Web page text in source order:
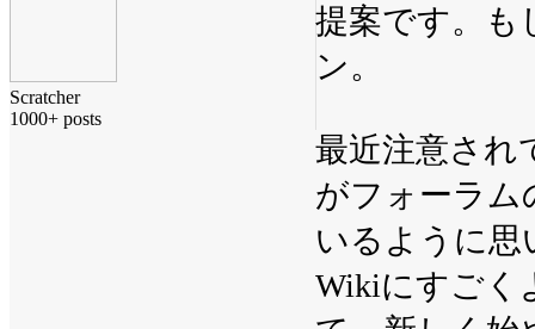
Scratcher
1000+ posts
提案です。も
ン。
最近注意され
がフォーラム
いるように思
Wikiにすごく